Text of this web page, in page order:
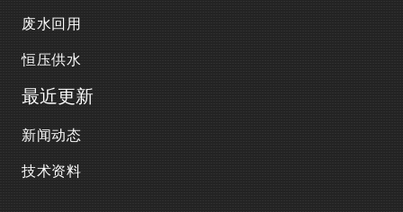
废水回用
恒压供水
最近更新
新闻动态
技术资料